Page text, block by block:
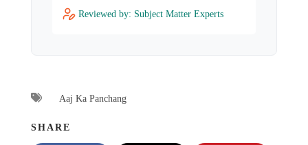
Reviewed by: Subject Matter Experts
Aaj Ka Panchang
SHARE